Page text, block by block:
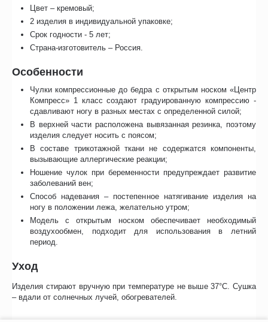
Цвет – кремовый;
2 изделия в индивидуальной упаковке;
Срок годности - 5 лет;
Страна-изготовитель – Россия.
Особенности
Чулки компрессионные до бедра с открытым носком «Центр
Компресс» 1 класс создают градуированную компрессию -
сдавливают ногу в разных местах с определенной силой;
В верхней части расположена вывязанная резинка, поэтому
изделия следует носить с поясом;
В составе трикотажной ткани не содержатся компоненты,
вызывающие аллергические реакции;
Ношение чулок при беременности предупреждает развитие
заболеваний вен;
Способ надевания – постепенное натягивание изделия на
ногу в положении лежа, желательно утром;
Модель с открытым носком обеспечивает необходимый
воздухообмен, подходит для использования в летний
период.
Уход
Изделия стирают вручную при температуре не выше 37°С. Сушка
– вдали от солнечных лучей, обогревателей.